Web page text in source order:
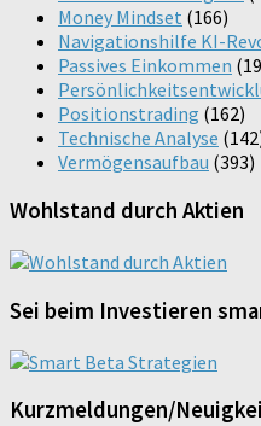
Money Mindset (166)
Navigationshilfe KI-
Passives Einkommen
Positionstrading (162)
Technische Analyse
Vermögensaufbau (393)
Wohlstand durch Aktien
Sei beim Investieren
Kurzmeldungen/